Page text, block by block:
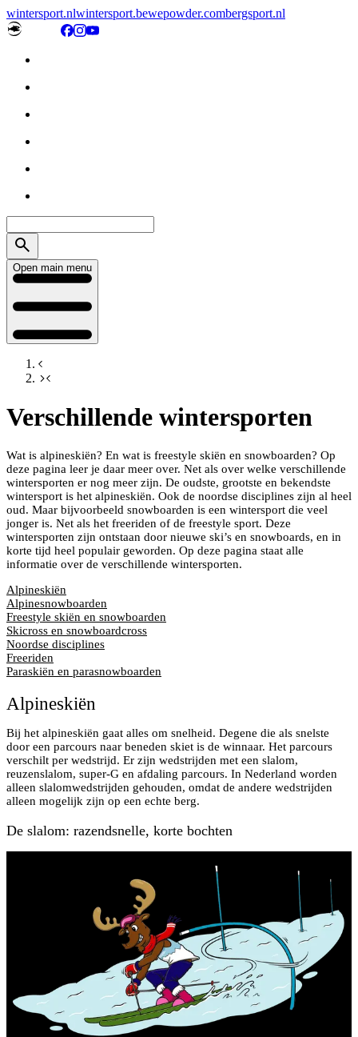
wintersport.nlwintersport.bewepowder.combergsport.nl
Open main menu
Verschillende wintersporten
Wat is alpineskiën? En wat is freestyle skiën en snowboarden? Op
deze pagina leer je daar meer over. Net als over welke verschillende
wintersporten er nog meer zijn. De oudste, grootste en bekendste
wintersport is het alpineskiën. Ook de noordse disciplines zijn al heel
oud. Maar bijvoorbeeld snowboarden is een wintersport die veel
jonger is. Net als het freeriden of de freestyle sport. Deze
wintersporten zijn ontstaan door nieuwe ski’s en snowboards, en in
korte tijd heel populair geworden. Op deze pagina staat alle
informatie over de verschillende wintersporten.
Alpineskiën
Alpinesnowboarden
Freestyle skiën en snowboarden
Skicross en snowboardcross
Noordse disciplines
Freeriden
Paraskiën en parasnowboarden
Alpineskiën
Bij het alpineskiën gaat alles om snelheid. Degene die als snelste
door een parcours naar beneden skiet is de winnaar. Het parcours
verschilt per wedstrijd. Er zijn wedstrijden met een slalom,
reuzenslalom, super-G en afdaling parcours. In Nederland worden
alleen slalomwedstrijden gehouden, omdat de andere wedstrijden
alleen mogelijk zijn op een echte berg.
De slalom: razendsnelle, korte bochten